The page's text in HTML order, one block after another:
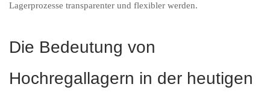
Lagerprozesse transparenter und flexibler werden.
Die Bedeutung von
Hochregallagern in der heutigen